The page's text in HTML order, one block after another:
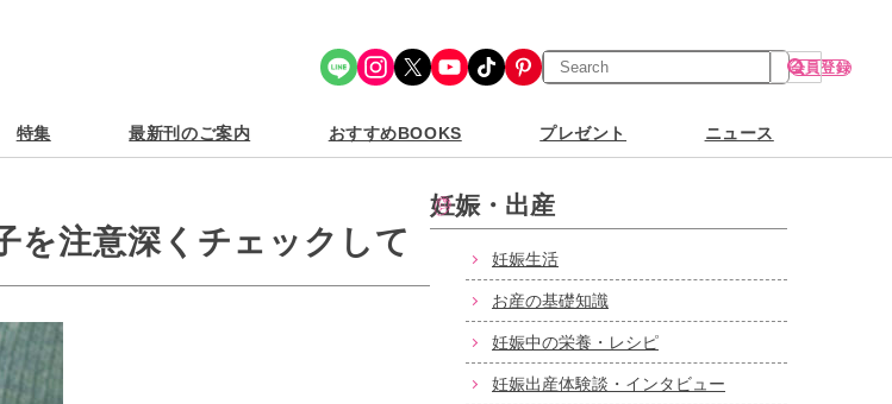
Share Icon Instagram X YouTube TikTok Pinterest
検
索
会員登録
特集 最新刊のご案内 おすすめBOOKS プレゼント ニュース
を注意深くチェックして
妊娠・出産
妊娠生活
お産の基礎知識
妊娠中の栄養・レシピ
妊娠出産体験談・インタビュー